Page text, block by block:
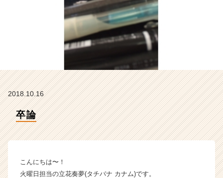
ャ
ー・
成
長
企
か
届
活
2018.10.16
卒論
こんにちは〜！
火曜日担当の立花奏夢(タチバナ カナム)です。